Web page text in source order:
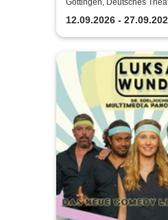
Göttingen, Deutsches
12.09.2026 -